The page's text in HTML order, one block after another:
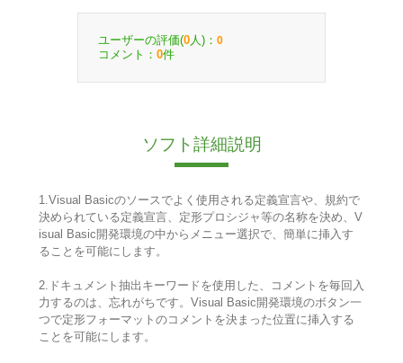
ユーザーの評価(0 人)： 0
コメント： 0件
ソフト詳細説明
1.Visual Basicのソースでよく使用される定義宣言や、規約で
決められている定義宣言、定形プロシジャ等の名称を決め、V
isual Basic開発環境の中からメニュー選択で、簡単に挿入す
ることを可能にします。
2.ドキュメント抽出キーワードを使用した、コメントを毎回入
力するのは、忘れがちです。Visual Basic開発環境のボタン一
つで定形フォーマットのコメントを決まった位置に挿入する
ことを可能にします。